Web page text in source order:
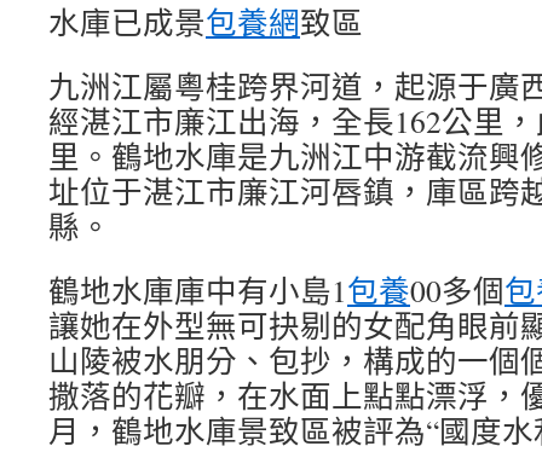
水庫已成景包養網致區
九洲江屬粵桂跨界河道，起源于廣
經湛江市廉江出海，全長162公里
里。鶴地水庫是九洲江中游截流興
址位于湛江市廉江河唇鎮，庫區跨
縣。
鶴地水庫庫中有小島1包養00多個
讓她在外型無可抉剔的女配角眼前
山陵被水朋分、包抄，構成的一個
撒落的花瓣，在水面上點點漂浮，
月，鶴地水庫景致區被評為“國度